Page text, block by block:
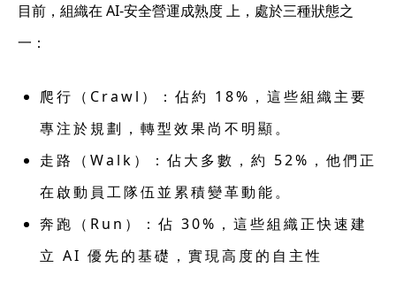
目前，組織在 AI-安全營運成熟度 上，處於三種狀態之
一：
爬行（Crawl）
：佔約 18%，這些組織主要
專注於規劃，轉型效果尚不明顯。
走路（Walk）
：佔大多數，約 52%，他們正
在啟動員工隊伍並累積變革動能。
奔跑（Run）
：佔 30%，這些組織正快速建
立 AI 優先的基礎，實現高度的自主性